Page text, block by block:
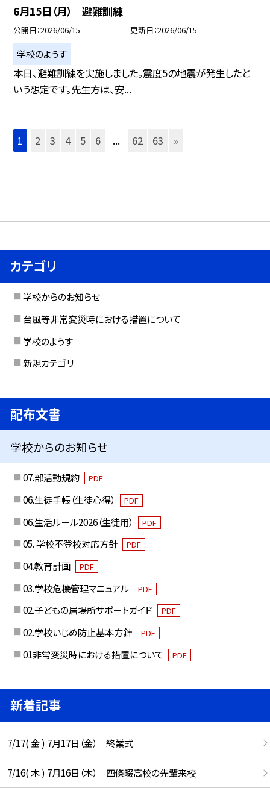
6月15日（月） 避難訓練
公開日 2026/06/15 更新日 2026/06/15
学校のようす
本日、避難訓練を実施しました。震度5の地震が発生したと
いう想定です。先生方は、安...
1 2 3 4 5 6 ... 62 63 »
カテゴリ
学校からのお知らせ
台風等非常変災時における措置について
学校のようす
新規カテゴリ
配布文書
学校からのお知らせ
07.部活動規約 PDF
06.生徒手帳（生徒心得） PDF
06.生活ルール2026（生徒用） PDF
05. 学校不登校対応方針 PDF
04.教育計画 PDF
03.学校危機管理マニュアル PDF
02.子どもの居場所サポートガイド PDF
02.学校いじめ防止基本方針 PDF
01非常変災時における措置について PDF
新着記事
7/17( 金 ) 7月17日（金） 終業式
7/16( 木 ) 7月16日（木） 四條畷高校の先輩来校